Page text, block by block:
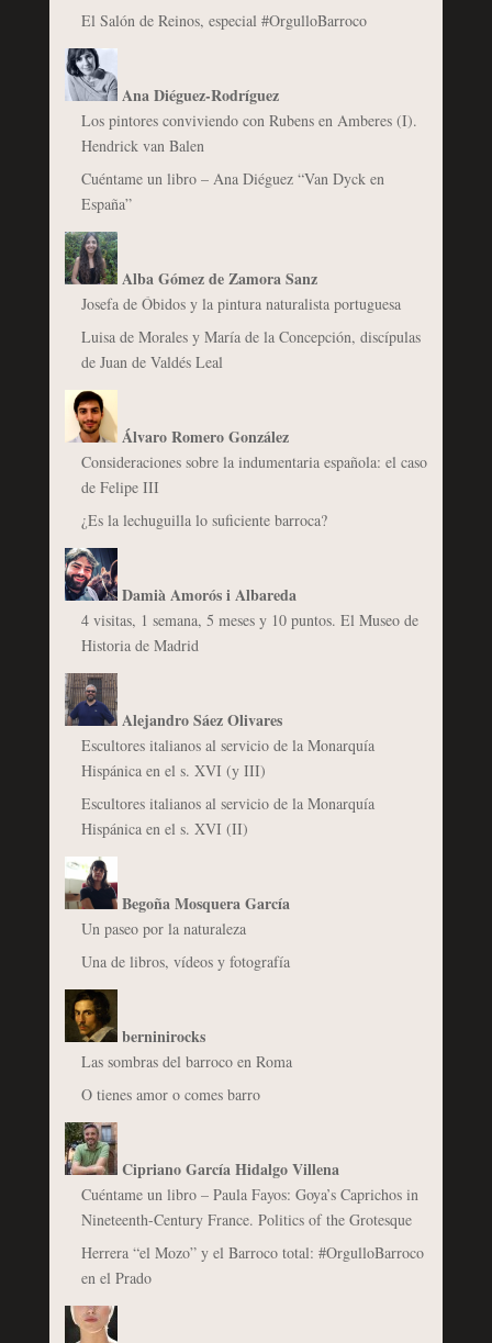
El Salón de Reinos, especial #OrgulloBarroco
Ana Diéguez-Rodríguez
Los pintores conviviendo con Rubens en Amberes (I).
Hendrick van Balen
Cuéntame un libro – Ana Diéguez “Van Dyck en
España”
Alba Gómez de Zamora Sanz
Josefa de Óbidos y la pintura naturalista portuguesa
Luisa de Morales y María de la Concepción, discípulas
de Juan de Valdés Leal
Álvaro Romero González
Consideraciones sobre la indumentaria española: el caso
de Felipe III
¿Es la lechuguilla lo suficiente barroca?
Damià Amorós i Albareda
4 visitas, 1 semana, 5 meses y 10 puntos. El Museo de
Historia de Madrid
Alejandro Sáez Olivares
Escultores italianos al servicio de la Monarquía
Hispánica en el s. XVI (y III)
Escultores italianos al servicio de la Monarquía
Hispánica en el s. XVI (II)
Begoña Mosquera García
Un paseo por la naturaleza
Una de libros, vídeos y fotografía
berninirocks
Las sombras del barroco en Roma
O tienes amor o comes barro
Cipriano García Hidalgo Villena
Cuéntame un libro – Paula Fayos: Goya’s Caprichos in
Nineteenth-Century France. Politics of the Grotesque
Herrera “el Mozo” y el Barroco total: #OrgulloBarroco
en el Prado